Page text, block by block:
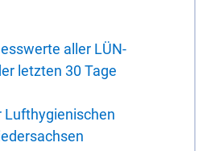
aller LÜN-
letzten 30 Tage
Lufthygienischen